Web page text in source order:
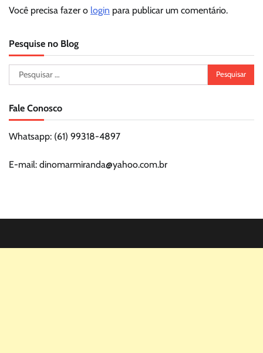
Você precisa fazer o login para publicar um comentário.
Pesquise no Blog
Pesquisar
por:
Fale Conosco
Whatsapp: (61) 99318-4897
E-mail: dinomarmiranda@yahoo.com.br